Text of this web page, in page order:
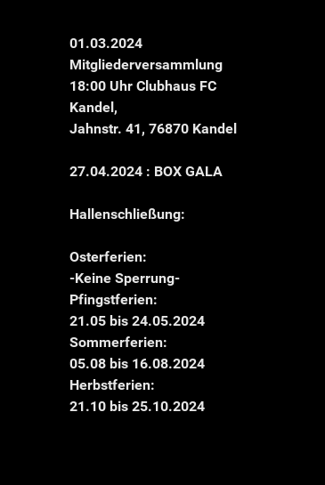
01.03.2024
Mitgliederversammlung
18:00 Uhr Clubhaus FC
Kandel,
Jahnstr. 41, 76870 Kandel
27.04.2024 : BOX GALA
Hallenschließung:
Osterferien:
-Keine Sperrung-
Pfingstferien:
21.05 bis 24.05.2024
Sommerferien:
05.08 bis 16.08.2024
Herbstferien:
21.10 bis 25.10.2024